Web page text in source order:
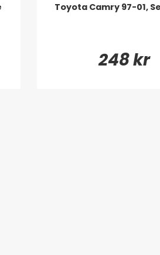
Toyota Camry 97-01,
248 kr